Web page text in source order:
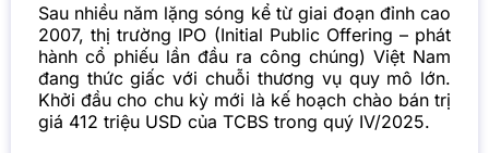
Sau nhiều năm lặng sóng kể từ giai đoạn đỉnh cao
2007, thị trường IPO (Initial Public Offering – phát
hành cổ phiếu lần đầu ra công chúng) Việt Nam
đang thức giấc với chuỗi thương vụ quy mô lớn.
Khởi đầu cho chu kỳ mới là kế hoạch chào bán trị
giá 412 triệu USD của TCBS trong quý IV/2025.